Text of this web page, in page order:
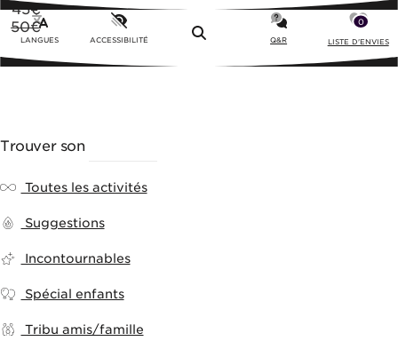
45€
50€
LANGUES ACCESSIBILITÉ Menu Q&R
0
LISTE D'ENVIES
Trouver son
Toutes les activités
Suggestions
Incontournables
Spécial enfants
Tribu amis/famille